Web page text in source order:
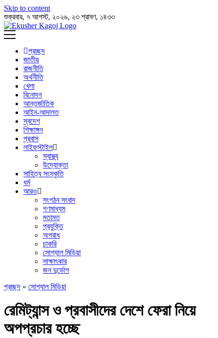
Skip to content
শুক্রবার, ৭ আগস্ট, ২০২৬, ২৩ শ্রাবণ, ১৪৩৩
প্রচ্ছদ
জাতীয়
রাজনীতি
অর্থনীতি
খেলা
বিনোদন
আন্তর্জাতিক
আইন-আদালত
স্বদেশ
শিক্ষাঙ্গন
প্রবাস
লাইফস্টাইল
স্বাস্থ্য
উদ্যোক্তা
সাহিত্য সংস্কৃতি
ধর্ম
আরও
সংগঠন সংবাদ
গণমাধ্যম
মতামত
প্রযুক্তি
অপরাধ
চাকরি
সোশ্যাল মিডিয়া
সাক্ষাৎকার
জন দুর্ভোগ
প্রচ্ছদ » সোশ্যাল মিডিয়া
রেমিট্যান্স ও প্রবাসীদের দেশে ফেরা নিয়ে
অপপ্রচার হচ্ছে